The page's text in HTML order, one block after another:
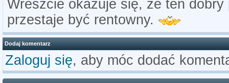
Wreszcie okazuje się, że ten dobry
przestaje być rentowny.
Dodaj komentarz
Zaloguj się, aby móc dodać